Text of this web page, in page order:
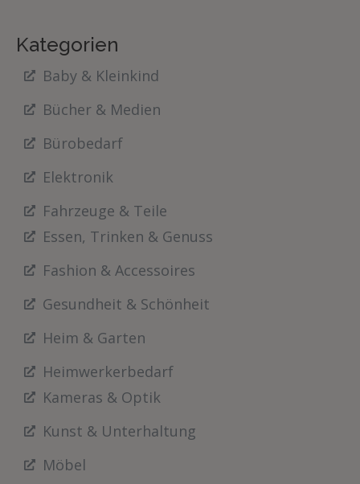
Kategorien
Baby & Kleinkind
Bücher & Medien
Bürobedarf
Elektronik
Fahrzeuge & Teile
Essen, Trinken & Genuss
Fashion & Accessoires
Gesundheit & Schönheit
Heim & Garten
Heimwerkerbedarf
Kameras & Optik
Kunst & Unterhaltung
Möbel